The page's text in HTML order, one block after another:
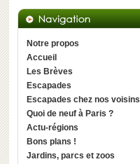
Notre propos
Accueil
Les Brèves
Escapades
Escapades chez nos voisins
Quoi de neuf à Paris ?
Actu-régions
Bons plans !
Jardins, parcs et zoos